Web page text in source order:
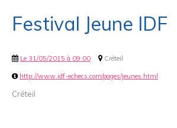
Festival Jeune IDF
Le 31/05/2015 à 09:00 Créteil
http://www.idf-echecs.com/pages/jeunes.html
Créteil